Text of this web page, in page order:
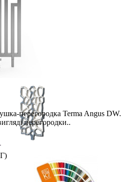
перегородка Terma Angus DW.
перегородки..